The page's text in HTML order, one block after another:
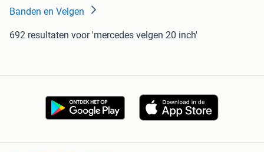
Banden en Velgen
692 resultaten voor 'mercedes velgen 20 inch'